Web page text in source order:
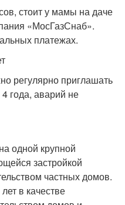
стоит у мамы на даче
«МосГазСнаб».
платежах.
регулярно приглашать
года, аварий не
одной крупной
застройкой
частных домов.
в качестве